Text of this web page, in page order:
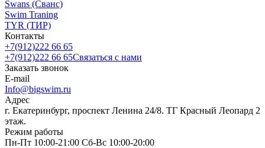
Swans (Сванс)
Swim Traning
TYR (ТИР)
Контакты
+7(912)222 66 65
+7(912)222 66 65Связаться с нами
Заказать звонок
E-mail
Info@bigswim.ru
Адрес
г. Екатеринбург, проспект Ленина 24/8. ТГ Красный Леопард 2
этаж.
Режим работы
Пн-Пт 10:00-21:00 Сб-Вс 10:00-20:00